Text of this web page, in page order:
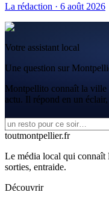
La rédaction · 6 août 2026
Votre assistant local
Une question sur
Montpellito connaît la ville
actu. Il répond en un
toutmontpellier.fr
Le média local qui connaît
sorties, entraide.
Découvrir